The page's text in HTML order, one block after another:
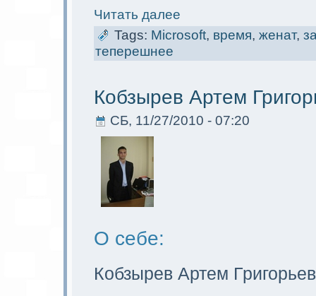
Читать далее
Tags: Microsoft, время, женат,
теперешнее
Кобзырев Артем
СБ, 11/27/2010 - 07:20
О себе:
Кобзырев Артем